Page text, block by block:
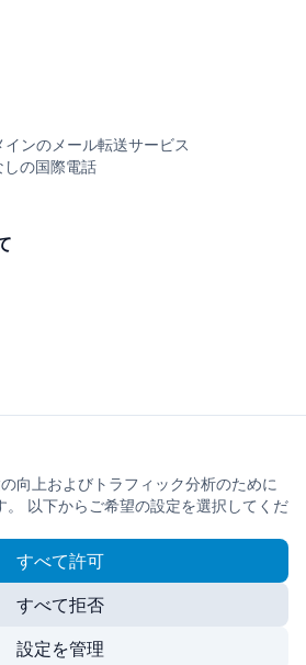
インのメール転送サービス
しの国際電話
Gikenに開発・運営されています
Cookie設定
向上およびトラフィック分析のために
以下からご希望の設定を選択してくだ
すべて許可
すべて拒否
設定を管理